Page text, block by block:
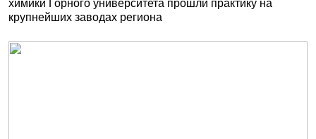
химики Горного университета прошли практику на
крупнейших заводах региона